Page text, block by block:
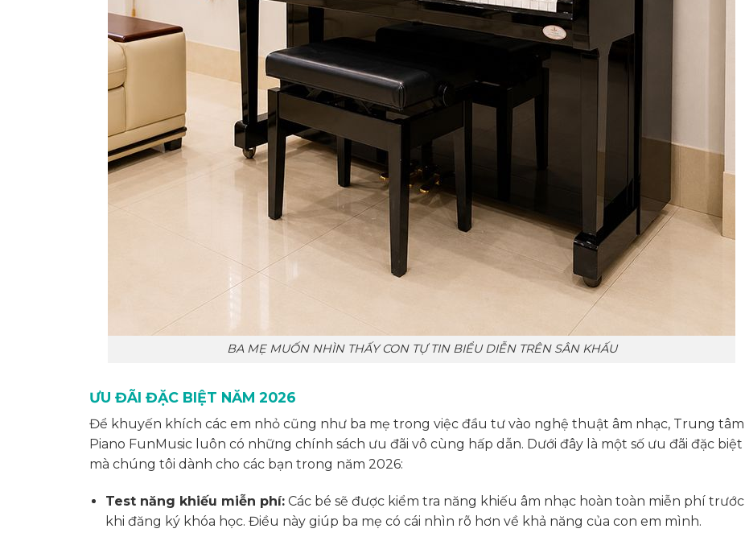
BA MẸ MUỐN NHÌN THẤY CON TỰ TIN BIỂU DIỄN TRÊN SÂN KHẤU
ƯU ĐÃI ĐẶC BIỆT NĂM 2026
Để khuyến khích các em nhỏ cũng như ba mẹ trong việc đầu tư vào nghệ thuật âm nhạc, Trung tâm
Piano FunMusic luôn có những chính sách ưu đãi vô cùng hấp dẫn. Dưới đây là một số ưu đãi đặc biệt
mà chúng tôi dành cho các bạn trong năm 2026:
Test năng khiếu miễn phí: Các bé sẽ được kiểm tra năng khiếu âm nhạc hoàn toàn miễn phí trước
khi đăng ký khóa học. Điều này giúp ba mẹ có cái nhìn rõ hơn về khả năng của con em mình.